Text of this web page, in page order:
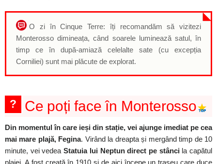
O zi în Cinque Terre: îți recomandăm să vizitezi
Monterosso dimineața, când soarele luminează satul, în
timp ce în după-amiază celelalte sate (cu excepția
Corniliei) sunt mai plăcute de explorat.
? Ce poți face în Monterosso
Din momentul în care ieși din stație, vei ajunge imediat pe cea
mai mare plajă, Fegina. Virând la dreapta și mergând timp de 10
minute, vei vedeaStatuia lui Neptun direct pe stâncila capătul
plajei. A fost creată în 1910 și de aici începe un traseu care duce